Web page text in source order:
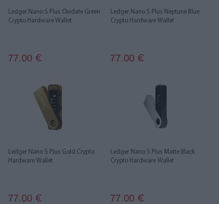
Ledger Nano S Plus Oxidate Green
Crypto Hardware Wallet
77.00 €
Ledger Nano S Plus Neptune Blue
Crypto Hardware Wallet
77.00 €
Ledger Nano S Plus Gold Crypto
Hardware Wallet
77.00 €
Ledger Nano S Plus Matte Black
Crypto Hardware Wallet
77.00 €